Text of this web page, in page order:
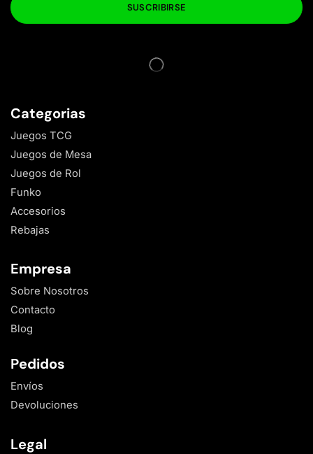
Categorias
Juegos TCG
Juegos de Mesa
Juegos de Rol
Funko
Accesorios
Rebajas
Empresa
Sobre Nosotros
Contacto
Blog
Pedidos
Envíos
Devoluciones
Legal